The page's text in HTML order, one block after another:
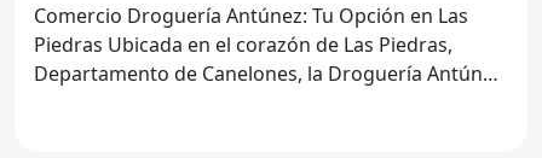
Comercio Droguería Antúnez: Tu Opción en Las
Piedras Ubicada en el corazón de Las Piedras,
Departamento de Canelones, la Droguería Antúnez